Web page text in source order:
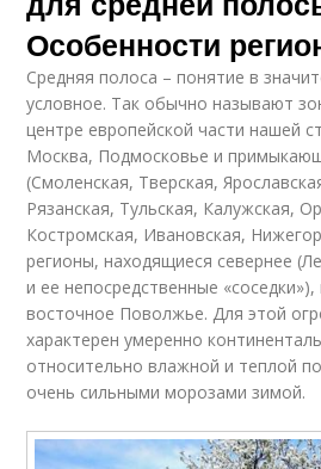
Особенности
Средняя полоса – понятие в
условное. Так обычно называют
центре европейской части нашей
Москва, Подмосковье и
(Смоленская, Тверская,
Рязанская, Тульская, Калужская,
Костромская, Ивановская,
регионы, находящиеся севернее
и ее непосредственные
восточное Поволжье. Для этой
характерен умеренно
относительно влажной и теплой
очень сильными морозами зимой.